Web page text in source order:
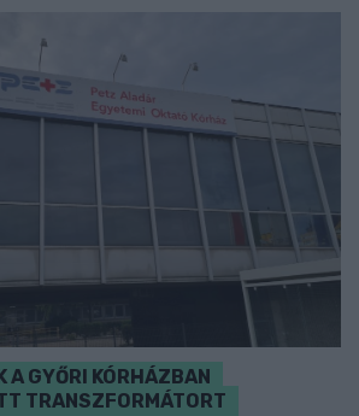
A GYŐRI KÓRHÁZBAN
TRANSZFORMÁTORT